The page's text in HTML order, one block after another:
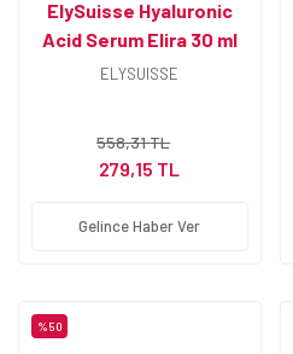
ElySuisse Hyaluronic
Acid Serum Elira 30 ml
ELYSUISSE
558,31 TL
279,15 TL
Gelince Haber Ver
%50